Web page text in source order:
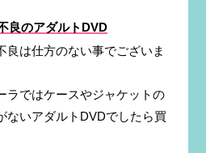
良のアダルトDVD
良は仕方のない事でございま
ラではケースやジャケットの
ないアダルトDVDでしたら買